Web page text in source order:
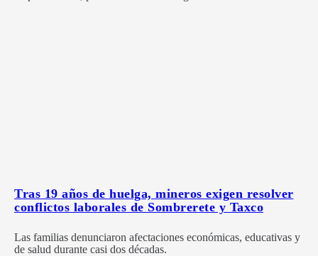
Tras 19 años de huelga, mineros exigen resolver
conflictos laborales de Sombrerete y Taxco
Las familias denunciaron afectaciones económicas, educativas y
de salud durante casi dos décadas.